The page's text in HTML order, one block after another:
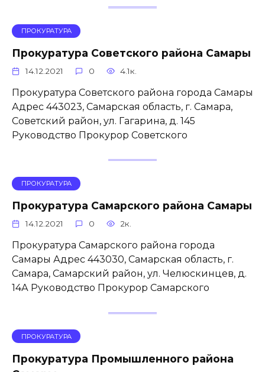
ПРОКУРАТУРА
Прокуратура Советского района Самары
14.12.2021 0 4.1к.
Прокуратура Советского района города Самары
Адрес 443023, Самарская область, г. Самара,
Советский район, ул. Гагарина, д. 145
Руководство Прокурор Советского
ПРОКУРАТУРА
Прокуратура Самарского района Самары
14.12.2021 0 2к.
Прокуратура Самарского района города
Самары Адрес 443030, Самарская область, г.
Самара, Самарский район, ул. Челюскинцев, д.
14А Руководство Прокурор Самарского
ПРОКУРАТУРА
Прокуратура Промышленного района